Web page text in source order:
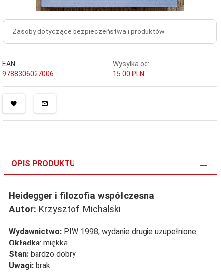
Zasoby dotyczące bezpieczeństwa i produktów
EAN:
9788306027006
Wysyłka od:
15.00 PLN
OPIS PRODUKTU
Heidegger i filozofia współczesna
Autor: Krzysztof Michalski
Wydawnictwo: PIW 1998, wydanie drugie uzupełnione
Okładka: miękka
Stan: bardzo dobry
Uwagi: brak